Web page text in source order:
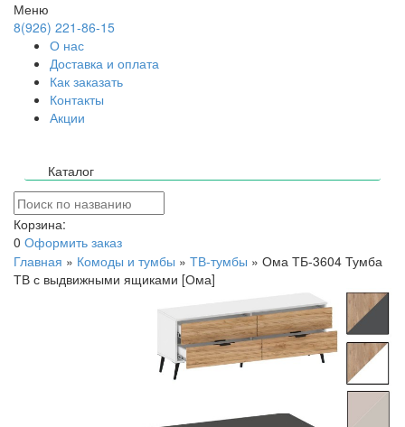
Меню
8(926) 221-86-15
О нас
Доставка и оплата
Как заказать
Контакты
Акции
Каталог
Корзина:
0 Оформить заказ
Главная » Комоды и тумбы » ТВ-тумбы » Ома ТБ-3604 Тумба
ТВ с выдвижными ящиками [Ома]